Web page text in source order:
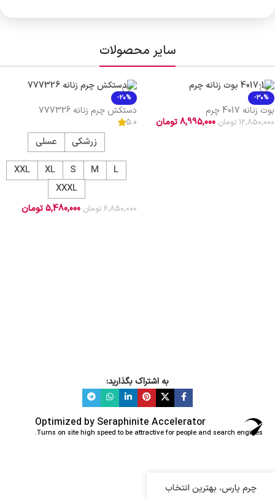
سایر محصولات
-30%
بوت زنانه 4017 چرم
12,850,000 تومان 8,995,000تومان
-20%
دستکش چرم زنانه 777326
5.0
زرشکی
عسلی
L
M
S
XL
XXL
XXXL
6,850,000 تومان 5,480,000تومان
به اشتراک بگذارید:
چرم پارس، بهترین انتخاب
Optimized by Seraphinite Accelerator
Turns on site high speed to be attractive for people and search engines.